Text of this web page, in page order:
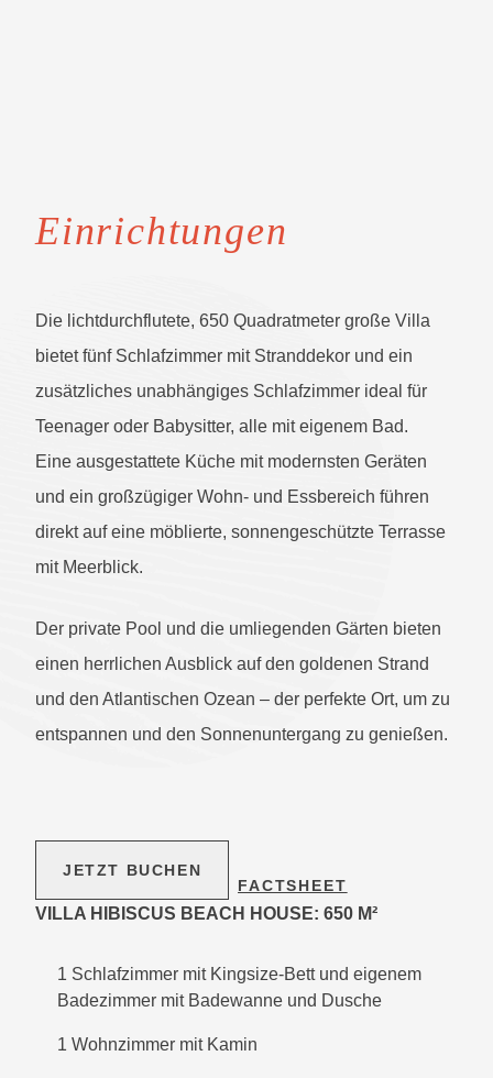
Einrichtungen
Die lichtdurchflutete, 650 Quadratmeter große Villa
bietet fünf Schlafzimmer mit Stranddekor und ein
zusätzliches unabhängiges Schlafzimmer ideal für
Teenager oder Babysitter, alle mit eigenem Bad.
Eine ausgestattete Küche mit modernsten Geräten
und ein großzügiger Wohn- und Essbereich führen
direkt auf eine möblierte, sonnengeschützte Terrasse
mit Meerblick.
Der private Pool und die umliegenden Gärten bieten
einen herrlichen Ausblick auf den goldenen Strand
und den Atlantischen Ozean – der perfekte Ort, um zu
entspannen und den Sonnenuntergang zu genießen.
JETZT BUCHEN
FACTSHEET
VILLA HIBISCUS BEACH HOUSE: 650 M²
1 Schlafzimmer mit Kingsize-Bett und eigenem
Badezimmer mit Badewanne und Dusche
1 Wohnzimmer mit Kamin